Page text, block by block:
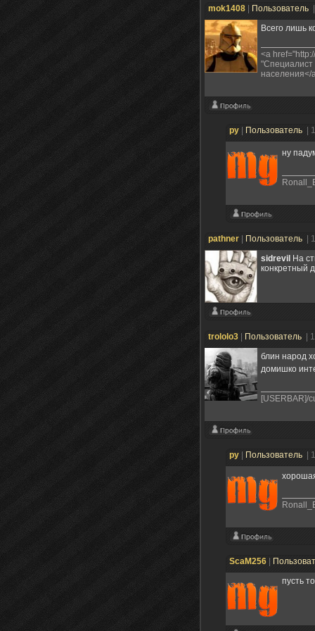
mok1408 Пользователь
Всего лишь
<a
"Специалист
населения</
ру Пользователь |
ну
pathner Пользователь
|
sidrevil На
конкретный
trololo3 Пользователь
|
блин народ
домишко
[USERBAR]/
ру Пользователь |
ScaM256
пусть